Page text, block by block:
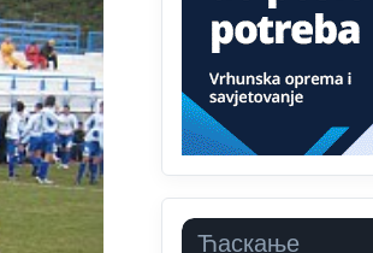
Ћаскање
proizvodu iz Srbije
Sve i da se nekim
Kosovo-kome će se
koga da brani? A
želimo svako dobro i